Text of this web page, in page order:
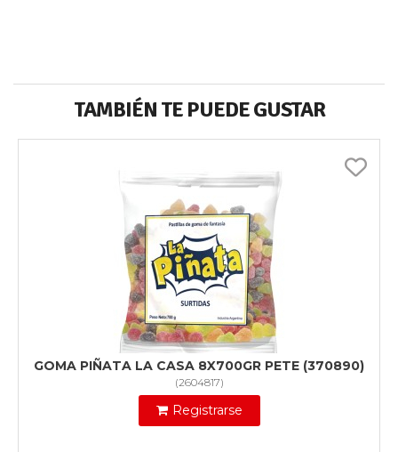
TAMBIÉN TE PUEDE GUSTAR
GOMA PIÑATA LA CASA 8X700GR PETE (370890)
(2604817)
Registrarse